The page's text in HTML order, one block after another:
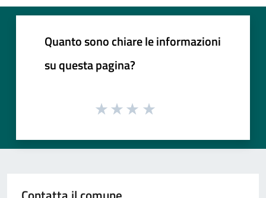
Quanto sono chiare le informazioni
su questa pagina?